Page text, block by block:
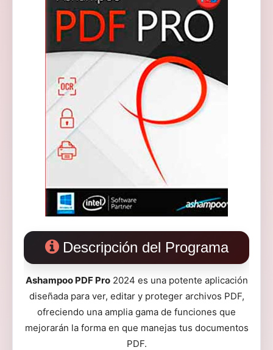
Descripción del Programa
Ashampoo PDF Pro2024 es una potente aplicación
diseñada para ver, editar y proteger archivos PDF,
ofreciendo una amplia gama de funciones que
mejorarán la forma en que manejas tus documentos
PDF.